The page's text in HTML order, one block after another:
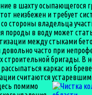
в шахту осыпающегося
неизбежен и требует
стороны владельца
породы в воду может
между стыками
довольно часто при
строительной бригады. В
каркас из
считаются
помимо